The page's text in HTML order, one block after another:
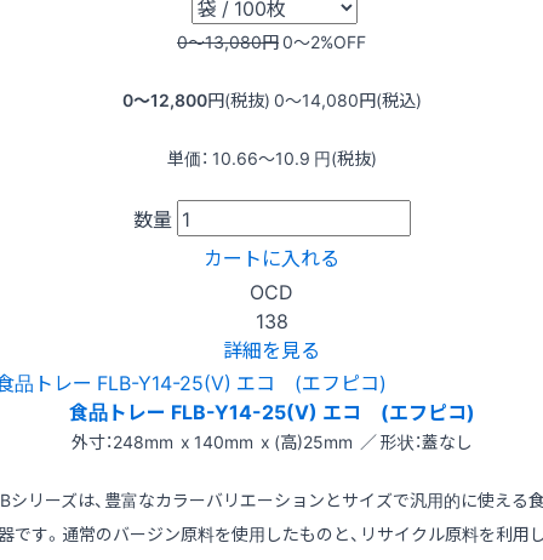
0〜13,080円0〜2%OFF
0〜12,800円(税抜) 0〜14,080円(税込)
単価： 10.66〜10.9 円(税抜)
数量
カートに入れる
OCD
138
詳細を見る
食品トレー FLB-Y14-25(V) エコ (エフピコ)
外寸：248mm x 140mm x (高)25mm ／ 形状：蓋なし
シリーズは、豊富なカラーバリエーションとサイズで汎用的に使える
です。通常のバージン原料を使用したものと、リサイクル原料を利用